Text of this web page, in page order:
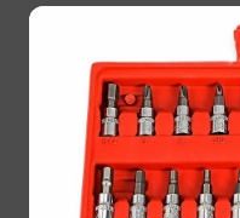
Bawa kendaraan
SAMSAT Batam
dan mesin.
Ambil dan isi
di loket yang
Lakukan validasi